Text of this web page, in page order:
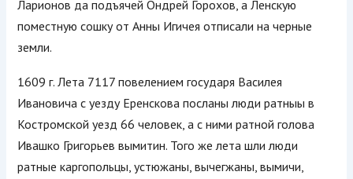
Ларионов да подъячей Ондрей Горохов, а Ленскую
поместную сошку от Анны Игичея отписали на черные
земли.
1609 г. Лета 7117 повелением государя Василея
Ивановича с уезду Еренскова посланы люди ратныы в
Костромской уезд 66 человек, а с ними ратной голова
Ивашко Григорьев вымитин. Того же лета шли люди
ратные каргопольцы, устюжаны, вычегжаны, вымичи,